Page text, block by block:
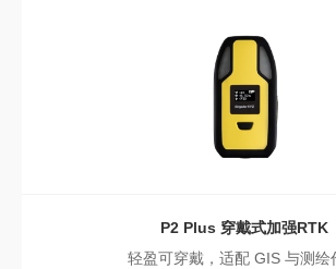
P2 Plus 穿戴式加强RTK
轻盈可穿戴，适配 GIS 与测绘